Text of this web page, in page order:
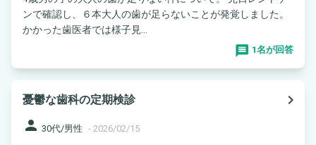
ンで確認し、６本大人の歯が足らないことが発覚しました。
かかった歯医者では様子見...
1名が回答
憂鬱な歯科の定期検診
navigate_next
person 30代/男性 - 2026/02/15